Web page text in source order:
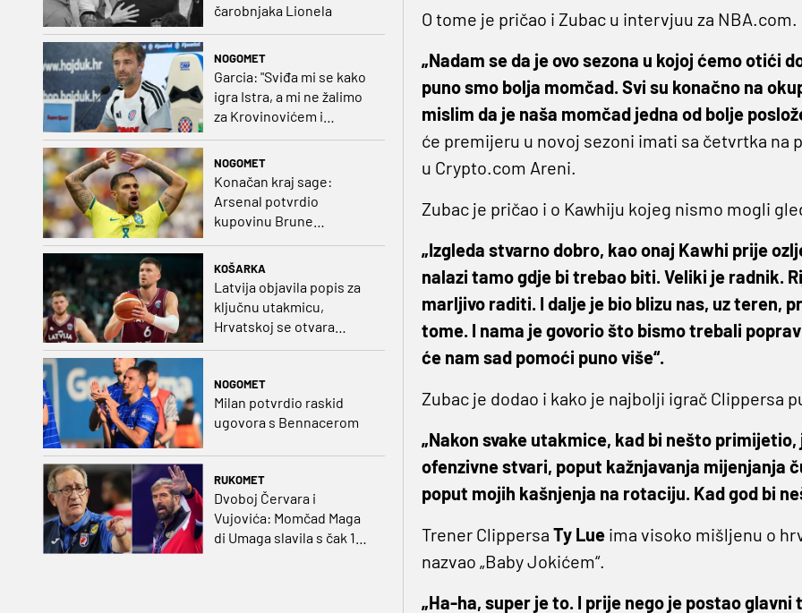
čarobnjaka Lionela
NOGOMET
Garcia: "Sviđa mi se kako
igra Istra, a mi ne žalimo
za Krovinovićem i
NOGOMET
Konačan kraj sage:
Arsenal potvrdio
kupovinu Brune
KOŠARKA
Latvija objavila popis za
ključnu utakmicu,
Hrvatskoj se otvara
velika prilika
NOGOMET
Milan potvrdio raskid
ugovora s Bennacerom
RUKOMET
Dvoboj Červara i
Vujovića: Momčad Maga
di Umaga slavila s čak 12
O tome je pričao i Zubac u intervjuu za NBA.com.
„Nadam se da je ovo sezona u kojoj ćemo otići
puno smo bolja momčad. Svi su konačno na
mislim da je naša momčad jedna od bolje
će premijeru u novoj sezoni imati sa četvrtka na
u Crypto.com Areni.
Zubac je pričao i o Kawhiju kojeg nismo mogli
„Izgleda stvarno dobro, kao onaj Kawhi prije
nalazi tamo gdje bi trebao biti. Veliki je radnik.
marljivo raditi. I dalje je bio blizu nas, uz teren,
tome. I nama je govorio što bismo trebali
će nam sad pomoći puno više“.
Zubac je dodao i kako je najbolji igrač Clippersa
„Nakon svake utakmice, kad bi nešto
ofenzivne stvari, poput kažnjavanja mijenjanja
poput mojih kašnjenja na rotaciju. Kad god bi
Trener Clippersa Ty Lueima visoko mišljenu o
nazvao „Baby Jokićem“.
„Ha-ha, super je to. I prije nego je postao